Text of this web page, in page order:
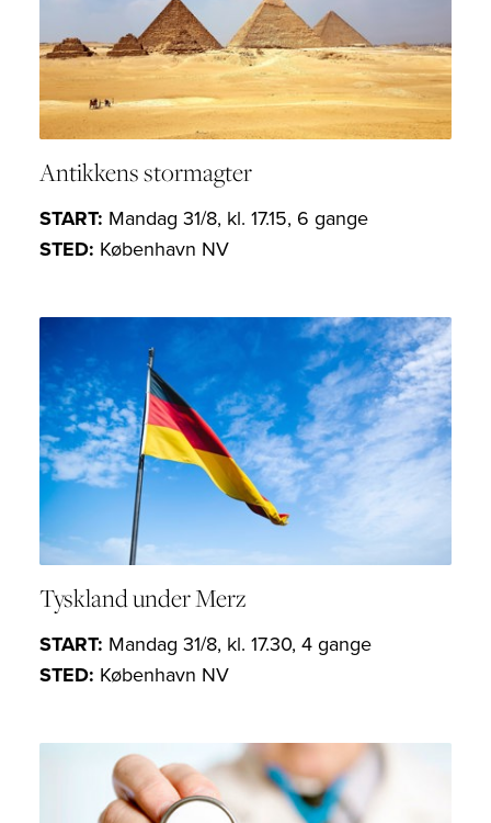
Antikkens stormagter
START: Mandag 31/8, kl. 17.15, 6 gange
STED: København NV
Tyskland under Merz
START: Mandag 31/8, kl. 17.30, 4 gange
STED: København NV